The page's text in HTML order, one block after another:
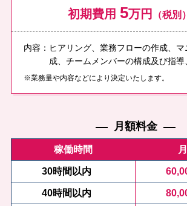
初期費⽤ 5万円 （税別）
内容：ヒアリング、業務フローの作成、
成、チームメンバーの構成及び指導
※業務量や内容などにより決定いたします。
月額料金
稼働時間
30時間以内
40時間以内